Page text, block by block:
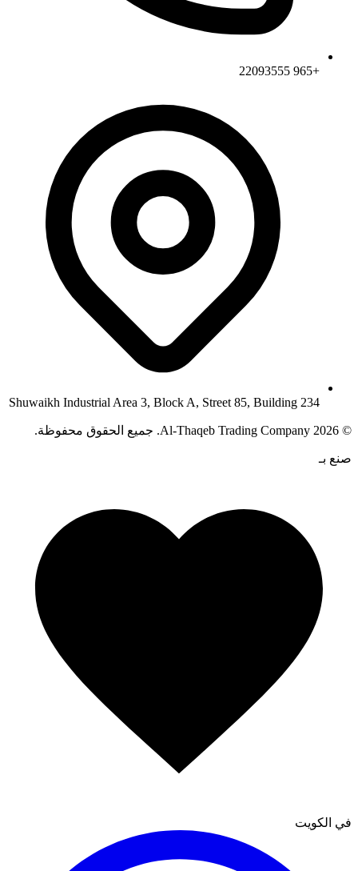
+965 22093555
Shuwaikh Industrial Area 3, Block A, Street 85, Building 234
©
2026 جميع الحقوق محفوظة.
صنع بـ
في الكويت